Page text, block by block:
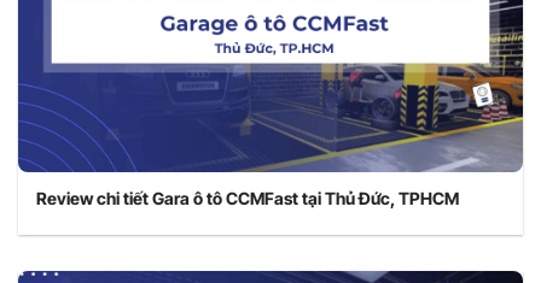
Review chi tiết Gara ô tô CCMFast tại Thủ Đức, TPHCM